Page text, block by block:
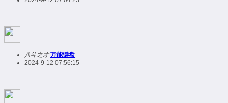
八斗之才 万能键盘
2024-9-12 07:56:15